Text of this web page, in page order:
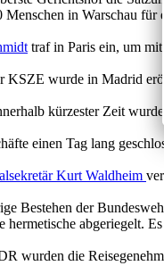
in Warschau für
traf in Paris ein, um
KSZE wurde in Madrid
kürzester Zeit
einen Tag lang
Kurt Waldheim
Bestehen der
abgeriegelt.
wurden die